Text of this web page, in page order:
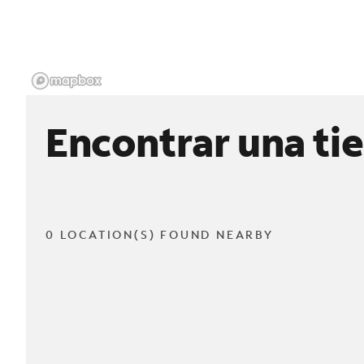
Encontrar una
0 LOCATION(S) FOUND NEARBY